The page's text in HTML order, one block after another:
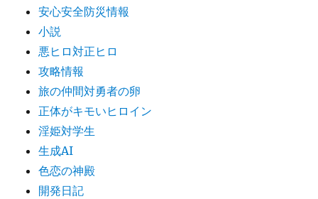
安心安全防災情報
小説
悪ヒロ対正ヒロ
攻略情報
旅の仲間対勇者の卵
正体がキモいヒロイン
淫姫対学生
生成AI
色恋の神殿
開発日記